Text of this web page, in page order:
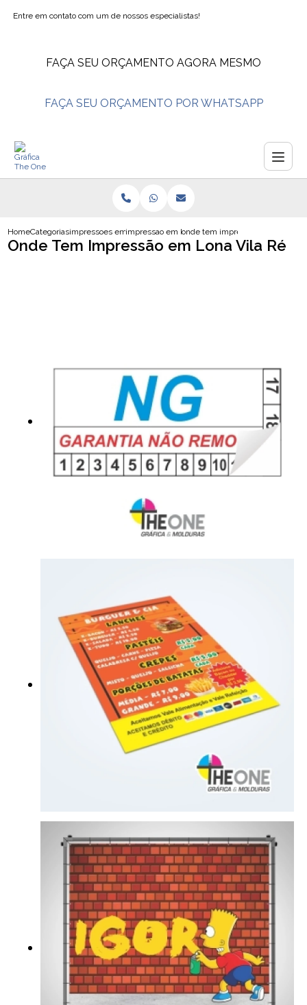
Entre em contato com um de nossos especialistas!
FAÇA SEU ORÇAMENTO AGORA MESMO
FAÇA SEU ORÇAMENTO POR WHATSAPP
HomeCategoriasimpressoes em lonaimpressao em lona foscaonde tem impressao em lona vila
Onde Tem Impressão em Lona Vila Ré